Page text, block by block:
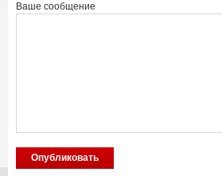
Ваше сообщение